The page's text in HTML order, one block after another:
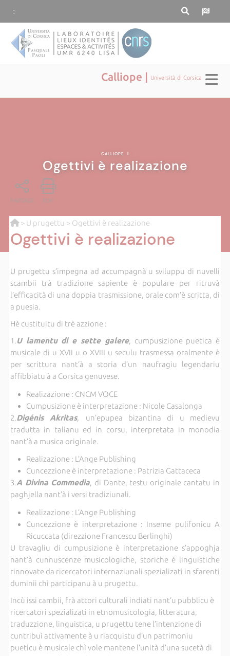
:
Calliope | Università di Corsica
CALLIOPE |
Ogettivi è realizazione
PARTAGE PDF
> U prugettu > Ogettivi è realizazione
Ogettivi è realizazione
U prugettu s’impegna ad accumpagnà u sviluppu di nuvelli
scambii trà tradizione sapiente è populare per ritruvà
l’efficacità di una doppia trasmissione, orale com’è scritta, di
a puesia.
Hè custituitu di trè azzione :
1. U lamentu di e sette galere, cumpusizione puetica è
musicale di u XVII u o XVIII u seculu trasmessa oralmente è
per scrittura nant’à a storia d’un naufragiu legendariu
affibbiatu à a Corsica genuvese.
Realizazione : CNCM VOCE
Cumpusizione è interpretazione : Nicole Casalonga
2.Digénis Akritas, un’epupea bizantina di u medievu
tradutta in talianu ed in corsu, interpretata in monodia
nant’à a musica originale.
Realizazione : L’Ange Publishing
Cuncezzione è interpretazione : Patrizia Gattaceca
3.A Divina Commedia, di Dante, testu originale cantatu in
paghjella nant’à i versi tradiziunali.
Realizazione : L’Ange Publishing
Cuncezzione è interpretazione : Inseme pulifonicu A
Ricuccata (direzzione Francescu Berlinghi)
U travagliu di cumpusizione è interpretazione s’appoghja
nant’à cunnuscenze musicologiche, storiche è linguistiche
rinnovate da ricercatori internaziunali spezializati in sfarenti
duminii chì participanu à u prugettu.
Incù issi cambii, frà attori culturali indiati nant’u pubblicu è
ricercatori spezializati in etnomusicologia, litteratura,
traduzzione, linguistica, u prugettu tene l’intenzione di
cuntribuì attivamente à u riacquistu d’un patrimoniu
pueticu è musicale chì vole mantene l’unità d’una sucetà di